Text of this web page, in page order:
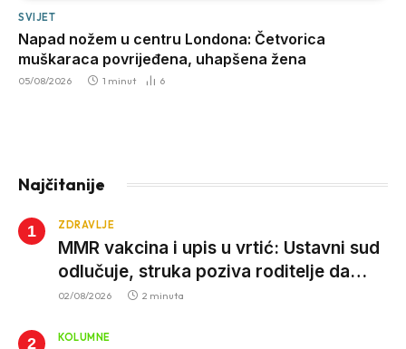
SVIJET
Napad nožem u centru Londona: Četvorica
muškaraca povrijeđena, uhapšena žena
05/08/2026 1 minut 6
Najčitanije
ZDRAVLJE
MMR vakcina i upis u vrtić: Ustavni sud
odlučuje, struka poziva roditelje da
vjeruju nauci
02/08/2026 2 minuta
KOLUMNE